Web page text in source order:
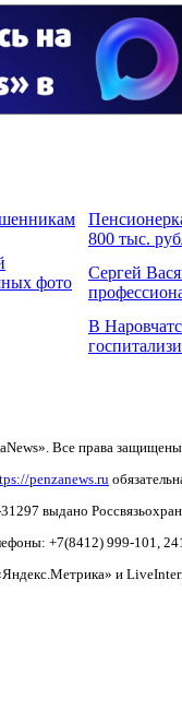
800 тыс.
фото
Сергей
В
Все права
penzanews.ru
выдано
+7(8412) 999-101,
и